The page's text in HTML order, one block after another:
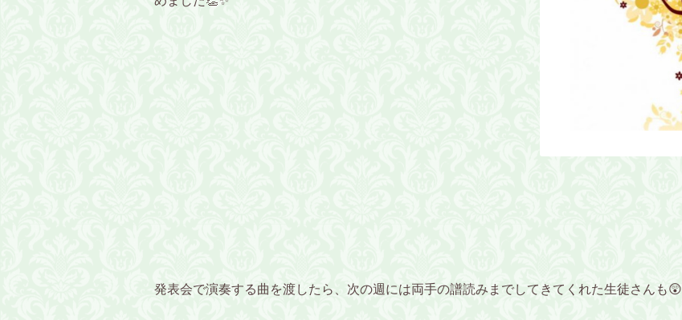
発表会で演奏する曲を渡したら、次の週には両手の譜読みまでしてきてくれた生徒さんも😲